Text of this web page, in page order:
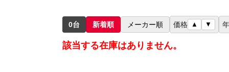
0台 新着順 メーカー順 価格 ▲ ▼
該当する在庫はありません。